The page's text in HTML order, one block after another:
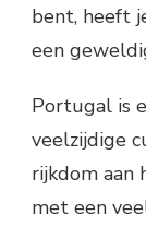
bent, heeft
een
Portugal is
veelzijdige
rijkdom aan
met een